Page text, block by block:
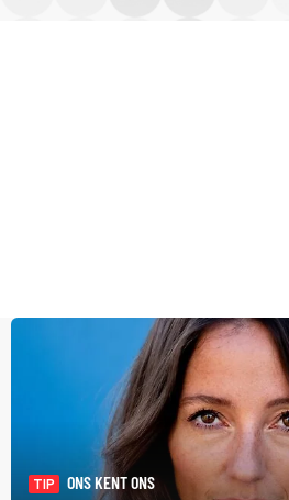
TIP
ONS KENT ONS